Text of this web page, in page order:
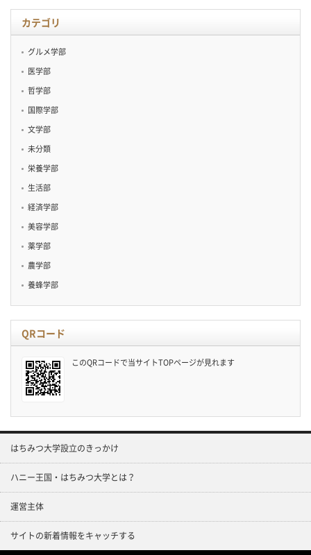
カテゴリ
グルメ学部
医学部
哲学部
国際学部
文学部
未分類
栄養学部
生活部
経済学部
美容学部
薬学部
農学部
養蜂学部
QRコード
このQRコードで当サイトTOPページが見れます
はちみつ大学設立のきっかけ
ハニー王国・はちみつ大学とは？
運営主体
サイトの新着情報をキャッチする